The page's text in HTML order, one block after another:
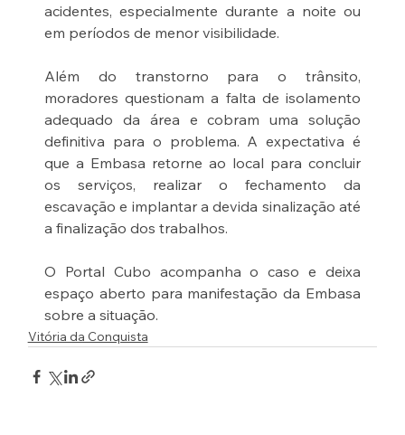
acidentes, especialmente durante a noite ou
em períodos de menor visibilidade.
Além do transtorno para o trânsito,
moradores questionam a falta de isolamento
adequado da área e cobram uma solução
definitiva para o problema. A expectativa é
que a Embasa retorne ao local para concluir
os serviços, realizar o fechamento da
escavação e implantar a devida sinalização até
a finalização dos trabalhos.
O Portal Cubo acompanha o caso e deixa
espaço aberto para manifestação da Embasa
sobre a situação.
Vitória da Conquista